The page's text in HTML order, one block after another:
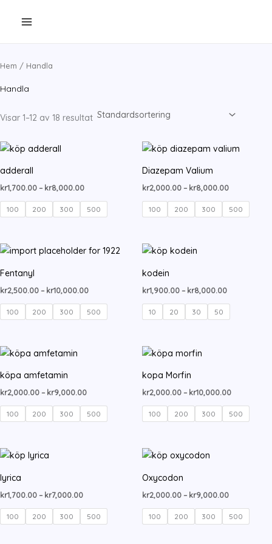
Hem / Handla
Handla
Visar 1–12 av 18 resultat
adderall
kr1,700.00– kr8,000.00Prisintervall:
till
kr8,000.00
100 200 300 500
Diazepam Valium
kr2,000.00– kr8,000.00
till
kr8,000.00
100 200 300 500
Fentanyl
kr2,500.00– kr10,000.00Prisintervall:
till
kr10,000.00
100 200 300 500
kodein
kr1,900.00– kr8,000.00Prisintervall:
kr8,000.00
10 20 30 50
köpa amfetamin
kr2,000.00– kr9,000.00Prisintervall:
till
kr9,000.00
100 200 300 500
kopa Morfin
kr2,000.00– kr10,000.00
till
100 200 300 500
lyrica
kr1,700.00– kr7,000.00Prisintervall:
till
kr7,000.00
100 200 300 500
Oxycodon
kr2,000.00– kr9,000.00
till
kr9,000.00
100 200 300 500